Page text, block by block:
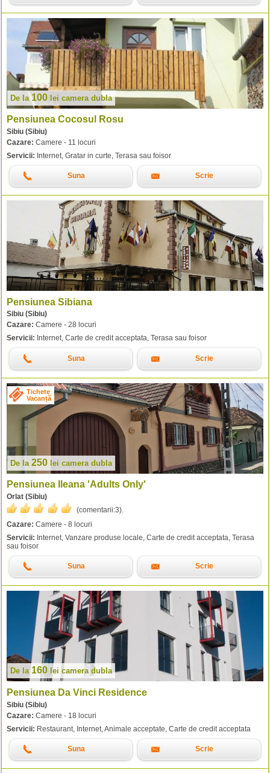
De la100 lei camera dubla
Pensiunea Cocosul Rosu
Sibiu (Sibiu)
Cazare: Camere - 11 locuri
Servicii: Internet, Gratar in curte, Terasa sau foisor
Suna Scrie
Pensiunea Sibiana
Sibiu (Sibiu)
Cazare: Camere - 28 locuri
Servicii: Internet, Carte de credit acceptata, Terasa sau foisor
Suna Scrie
Tichete
Vacanță
De la 250 lei camera dubla
Pensiunea Ileana 'Adults Only'
Orlat (Sibiu)
(comentarii:3).
Cazare: Camere - 8 locuri
Servicii: Internet, Vanzare produse locale, Carte de credit acceptata, Terasa
sau foisor
Suna Scrie
De la160 lei camera dubla
Pensiunea Da Vinci Residence
Sibiu (Sibiu)
Cazare: Camere - 18 locuri
Servicii: Restaurant, Internet, Animale acceptate, Carte de credit acceptata
Suna Scrie